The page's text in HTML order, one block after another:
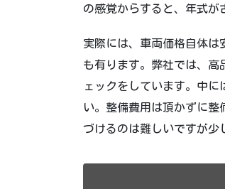
の感覚からすると、年式が
実際には、車両価格自体は
も有ります。弊社では、高
ェックをしています。中
い。整備費用は頂かずに
づけるのは難しいですが少